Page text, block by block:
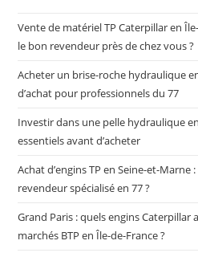
Vente de matériel TP Caterpillar en
le bon revendeur près de chez vous ?
Acheter un brise-roche hydraulique
d’achat pour professionnels du 77
Investir dans une pelle hydraulique
essentiels avant d’acheter
Achat d’engins TP en Seine-et-
revendeur spécialisé en 77 ?
Grand Paris : quels engins
marchés BTP en Île-de-France ?